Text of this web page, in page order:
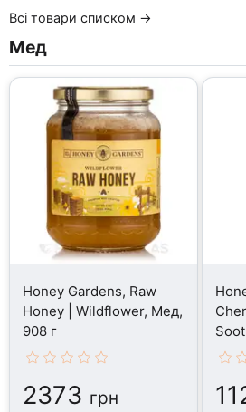
Всі товари списком →
Мед
Honey Gardens, Raw
Honey | Wildflower, Мед,
908 г
2373 грн